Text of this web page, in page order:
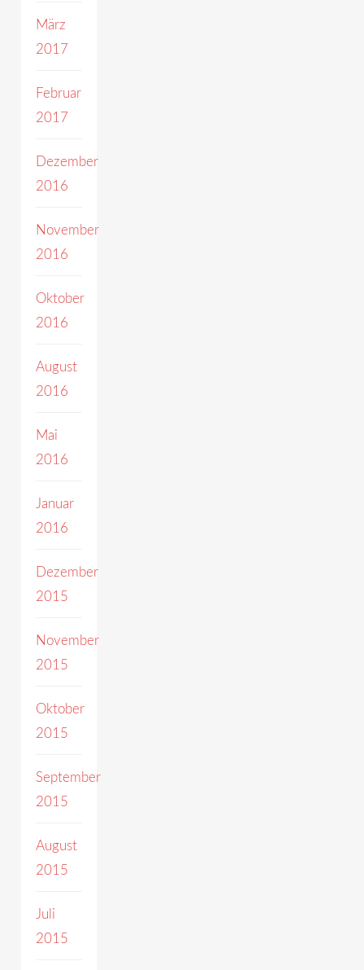
März
2017
Februar
2017
Dezember
2016
November
2016
Oktober
2016
August
2016
Mai
2016
Januar
2016
Dezember
2015
November
2015
Oktober
2015
September
2015
August
2015
Juli
2015